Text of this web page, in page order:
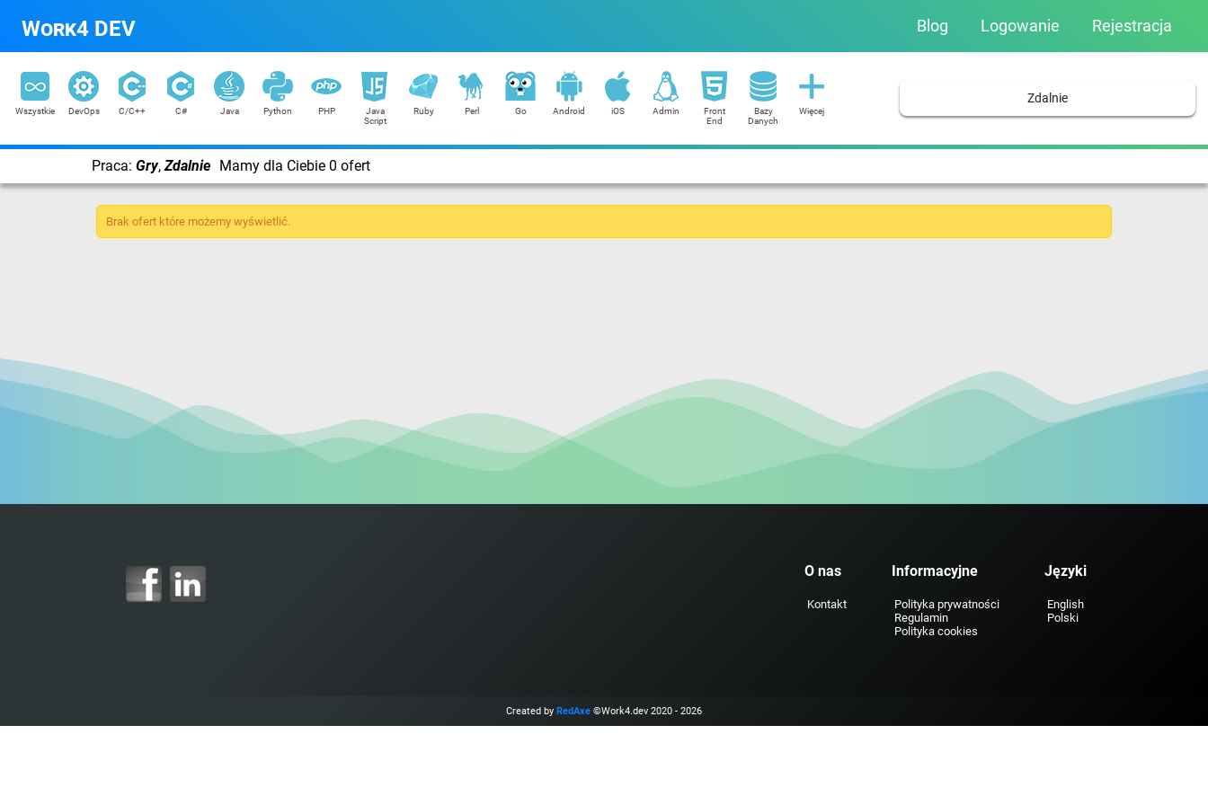
Work4 DEV Blog Logowanie Rejestracja
Wszystkie DevOps C/C++ C# Java Python PHP
Java
Script
Ruby Perl Go Android iOS Admin
Front
End
Bazy
Danych
Więcej
Zdalnie
Praca: Gry,Zdalnie Mamy dla Ciebie 0 ofert
Brak ofert które możemy wyświetlić.
O nas
Kontakt
Informacyjne
Polityka prywatności
Regulamin
Polityka cookies
Języki
English
Polski
Created by RedAxe ©Work4.dev 2020 - 2026